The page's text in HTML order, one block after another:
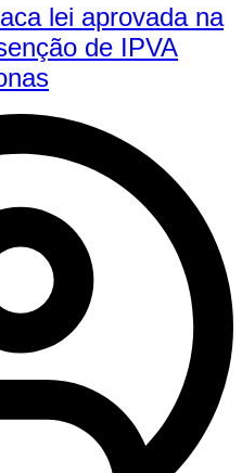
lei aprovada na
de IPVA